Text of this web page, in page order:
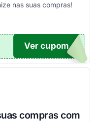
nas suas compras!
Ver cupom
compras com